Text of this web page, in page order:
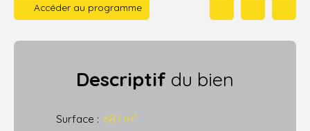
Accéder au programme
Descriptif du bien
Surface : 68.1 m²